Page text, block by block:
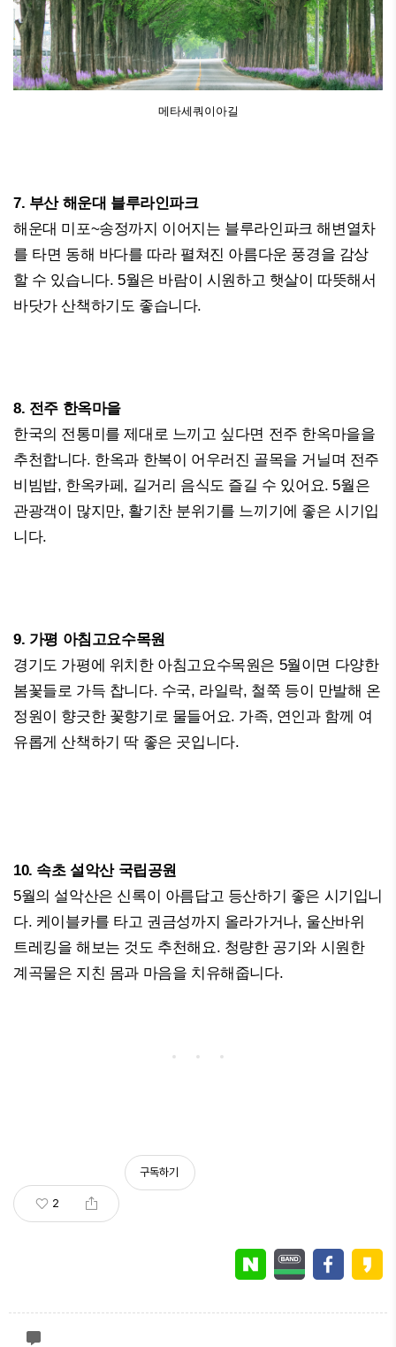
메타세쿼이아길
7. 부산 해운대 블루라인파크
해운대 미포~송정까지 이어지는 블루라인파크 해변열차
를 타면 동해 바다를 따라 펼쳐진 아름다운 풍경을 감상
할 수 있습니다. 5월은 바람이 시원하고 햇살이 따뜻해서
바닷가 산책하기도 좋습니다.
8. 전주 한옥마을
한국의 전통미를 제대로 느끼고 싶다면 전주 한옥마을을
추천합니다. 한옥과 한복이 어우러진 골목을 거닐며 전주
비빔밥, 한옥카페, 길거리 음식도 즐길 수 있어요. 5월은
관광객이 많지만, 활기찬 분위기를 느끼기에 좋은 시기입
니다.
9. 가평 아침고요수목원
경기도 가평에 위치한 아침고요수목원은 5월이면 다양한
봄꽃들로 가득 찹니다. 수국, 라일락, 철쭉 등이 만발해 온
정원이 향긋한 꽃향기로 물들어요. 가족, 연인과 함께 여
유롭게 산책하기 딱 좋은 곳입니다.
10. 속초 설악산 국립공원
5월의 설악산은 신록이 아름답고 등산하기 좋은 시기입니
다. 케이블카를 타고 권금성까지 올라가거나, 울산바위
트레킹을 해보는 것도 추천해요. 청량한 공기와 시원한
계곡물은 지친 몸과 마음을 치유해줍니다.
2
구독하기